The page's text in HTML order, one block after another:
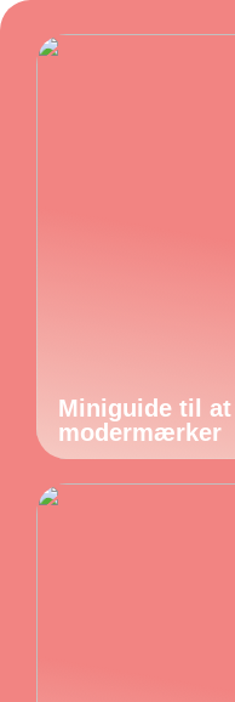
Miniguide til
modermærker